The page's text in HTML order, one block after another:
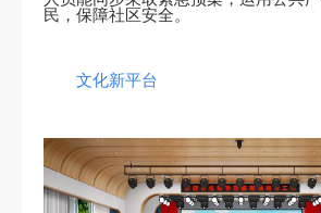
民，保障社区安全。
文化新平台